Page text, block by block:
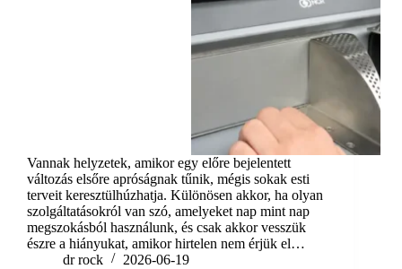
Vannak helyzetek, amikor egy előre bejelentett
változás elsőre apróságnak tűnik, mégis sokak esti
terveit keresztülhúzhatja. Különösen akkor, ha olyan
szolgáltatásokról van szó, amelyeket nap mint nap
megszokásból használunk, és csak akkor vesszük
észre a hiányukat, amikor hirtelen nem érjük el…
dr rock
2026-06-19